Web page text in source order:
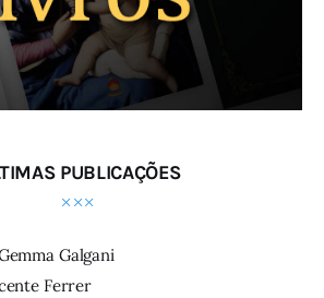
PUBLICAÇÕES
Galgani
Ferrer